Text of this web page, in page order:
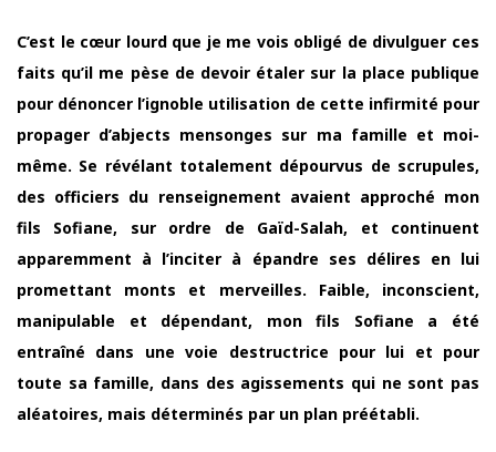
C’est le cœur lourd que je me vois obligé de divulguer ces
faits qu’il me pèse de devoir étaler sur la place publique
pour dénoncer l’ignoble utilisation de cette infirmité pour
propager d’abjects mensonges sur ma famille et moi-
même. Se révélant totalement dépourvus de scrupules,
des officiers du renseignement avaient approché mon
fils Sofiane, sur ordre de Gaïd-Salah, et continuent
apparemment à l’inciter à épandre ses délires en lui
promettant monts et merveilles. Faible, inconscient,
manipulable et dépendant, mon fils Sofiane a été
entraîné dans une voie destructrice pour lui et pour
toute sa famille, dans des agissements qui ne sont pas
aléatoires, mais déterminés par un plan préétabli.